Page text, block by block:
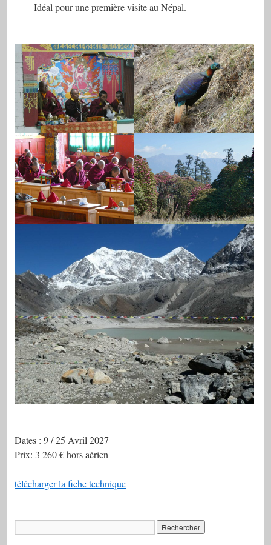
Idéal pour une première visite au Népal.
Dates : 9 / 25 Avril 2027
Prix: 3 260 € hors aérien
télécharger la fiche technique